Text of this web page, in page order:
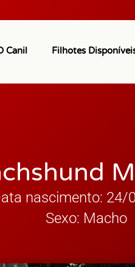
Canil Filhotes
nascimento: 24/
Sexo: Macho